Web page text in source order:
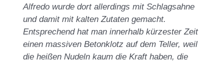
Alfredo wurde dort allerdings mit Schlagsahne
und damit mit kalten Zutaten gemacht.
Entsprechend hat man innerhalb kürzester Zeit
einen massiven Betonklotz auf dem Teller, weil
die heißen Nudeln kaum die Kraft haben, die